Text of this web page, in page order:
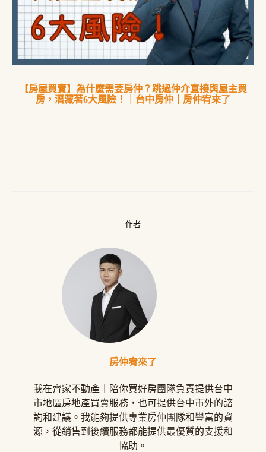
【房屋買賣】為什麼需要房仲？跳過仲介直接與屋主買
房，潛藏著6大風險！｜台中房仲｜房仲宥來了
作者
房仲宥來了
我在齊家不動產｜陪你買好房團隊負責提供台中
市地區房地產買賣服務，也可提供台中市外的諮
詢和建議。我能夠提供專業房仲團隊和豐富的資
源，從銷售到後續服務都能提供最優質的支援和
協助。